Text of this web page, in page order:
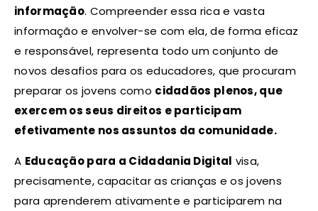
informação. Compreender essa rica e vasta
informação e envolver-se com ela, de forma eficaz
e responsável, representa todo um conjunto de
novos desafios para os educadores, que procuram
preparar os jovens como cidadãos plenos, que
exercem os seus direitos e participam
efetivamente nos assuntos da comunidade.
A Educação para a Cidadania Digital visa,
precisamente, capacitar as crianças e os jovens
para aprenderem ativamente e participarem na